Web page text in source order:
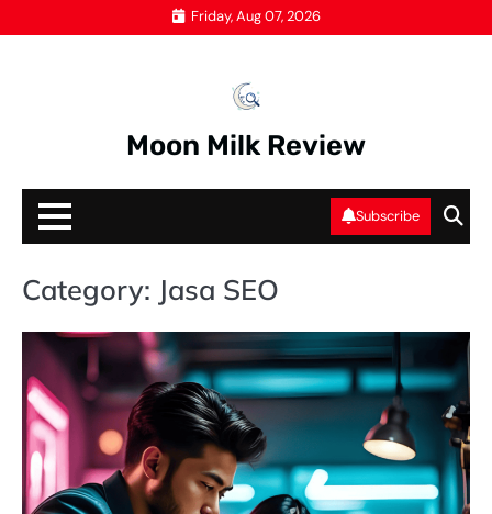
to
Friday, Aug 07, 2026
Moon Milk Review
Subscribe
Category: Jasa SEO